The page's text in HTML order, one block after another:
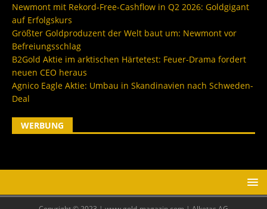
Newmont mit Rekord-Free-Cashflow in Q2 2026: Goldgigant
auf Erfolgskurs
Größter Goldproduzent der Welt baut um: Newmont vor
Befreiungsschlag
B2Gold Aktie im arktischen Härtetest: Feuer-Drama fordert
neuen CEO heraus
Agnico Eagle Aktie: Umbau in Skandinavien nach Schweden-
Deal
WERBUNG